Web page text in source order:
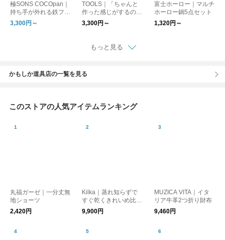
極SONS COCOpan｜
持ち手が外れる鉄フラ
イパン
3,300円～
TOOLS｜「ちゃんと
作った感じがするの
に、手間は最小限」
3,300円～
富士ホーロー｜マルチ
ホーロー鍋5点セット
1,320円～
もっと見る
かもしか道具店の一覧を見る
このストアの人気アイテムランキング
丸福ガーゼ｜一分丈無
地ショーツ
2,420円
Kilka｜蒸れ知らずで
すぐ乾くきれいめ比翼
ブラウス
9,900円
MUZICA VITA｜イタ
リア牛革2つ折り財布
9,460円